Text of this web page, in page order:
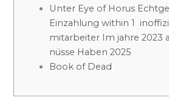
Unter Eye of Horus
Einzahlung within 1
mitarbeiter Im jahre 2023
nüsse Haben 2025
Book of Dead